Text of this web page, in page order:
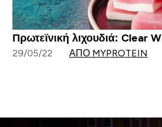
Πρωτεϊνική λιχουδιά: Clear
29/05/22 ΑΠΌ MYPROTEIN